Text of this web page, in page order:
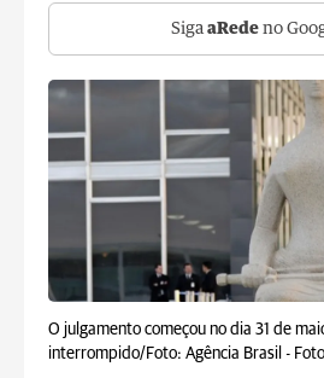
Siga aRede no
O julgamento começou no dia 31 de
interrompido/Foto: Agência Brasil -